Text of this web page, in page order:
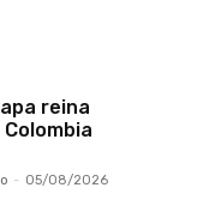
reina
- 05/08/2026